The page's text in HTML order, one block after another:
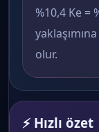
%10,4 Ke =
olur.
⚡ Hızlı özet